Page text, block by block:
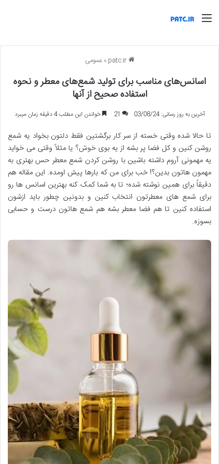
منو
patc.ir
» عمومی
اسانس‌های مناسب برای تولید شمع‌های معطر و نحوه
استفاده صحیح از آنها
آخرین به روز رسانی: 03/08/24 21 خواندن این مطلب 4 دقیقه زمان میبرد
تا حالا شده وقتی خسته از سر کار برگشتین فقط دلتون بخواد یه شمع
روشن کنین و کل فضا پر بشه از یه بوی خوش؟ یا مثلاً وقتی می خواید
یه مهمونی آروم داشته باشین با روشن کردن شمع معطر حس بهتری به
مهمون هاتون بدین؟! خب برای من که بارها پیش اومده. این مقاله هم
دقیقاً برای همین نوشته شده؛ تا به شما کمک کنه بهترین اسانس ها رو
برای شمع های معطرتون انتخاب کنین و بدونین چطور باید ازشون
استفاده کنین تا هم فضا معطر بشه هم شمع هاتون درست و حسابی
بسوزه.